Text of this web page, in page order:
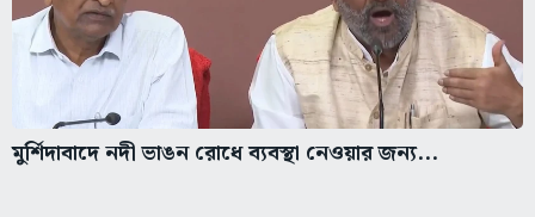
মুর্শিদাবাদে নদী ভাঙন রোধে ব্যবস্থা নেওয়ার জন্য...